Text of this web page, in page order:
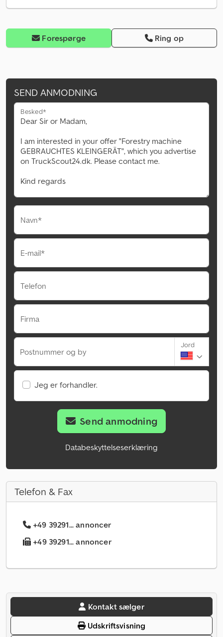
Forespørge Ring op
SEND ANMODNING
Besked*
Navn*
E-mail*
Telefon
Firma
Postnummer og by
Jord
Jeg er forhandler.
Send anmodning
Databeskyttelseserklæring
Telefon & Fax
+49 39291... annoncer
+49 39291... annoncer
Kontakt sælger
Udskriftsvisning